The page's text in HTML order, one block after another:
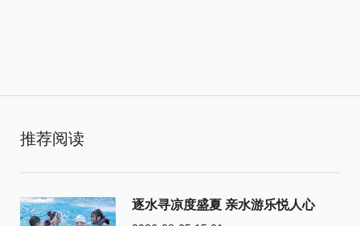
推荐阅读
逐水寻凉度盛夏 亲水游乐悦人心